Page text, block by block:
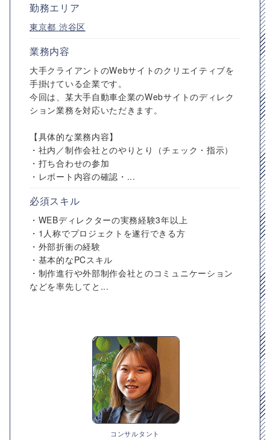
勤務エリア
東京都 渋谷区
業務内容
大手クライアントのWebサイトのクリエイティブを
手掛けている企業です。
今回は、某大手自動車企業のWebサイトのディレク
ション業務を対応いただきます。
【具体的な業務内容】
・社内／制作会社とのやりとり（チェック・指示）
・打ち合わせの参加
・レポート内容の確認・...
必須スキル
・WEBディレクターの実務経験3年以上
・1人称でプロジェクトを遂行できる方
・外部折衝の経験
・基本的なPCスキル
・制作進行や外部制作会社とのコミュニケーション
などを率先してと...
コンサルタント